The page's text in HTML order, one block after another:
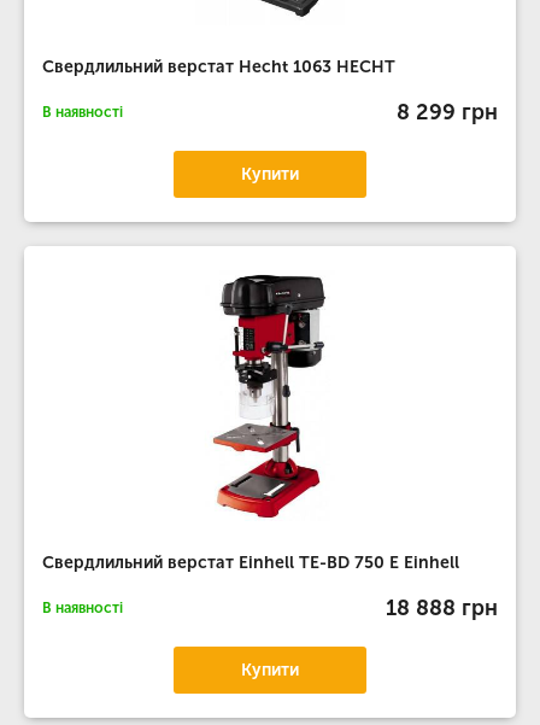
Свердлильний верстат Hecht 1063 HECHT
В наявності 8 299 грн
Купити
Свердлильний верстат Einhell TE-BD 750 E Einhell
В наявності 18 888 грн
Купити